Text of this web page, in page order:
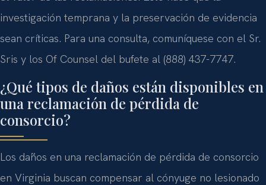
investigación temprana y la preservación de evidencia
sean críticas. Para una consulta, comuníquese con el Sr.
Sris y los Of Counsel del bufete al (888) 437-7747.
¿Qué tipos de daños están disponibles en
una reclamación de pérdida de
consorcio?
Los daños en una reclamación de pérdida de consorcio
en Virginia buscan compensar al cónyuge no lesionado